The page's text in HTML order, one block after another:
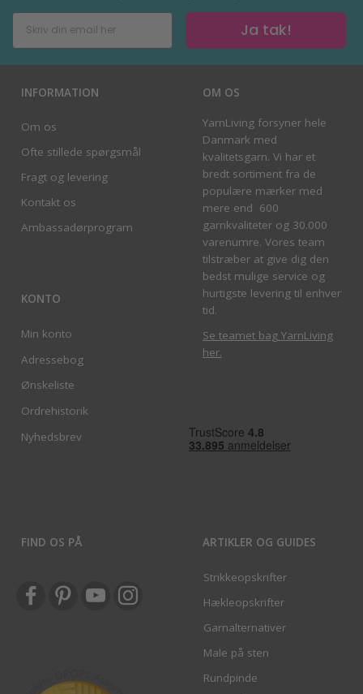
Ja tak!
INFORMATION
Om os
Ofte stillede spørgsmål
Fragt og levering
Kontakt os
Ambassadørprogram
KONTO
Min konto
Adressebog
Ønskeliste
Ordrehistorik
Nyhedsbrev
OM OS
YarnLiving forsyner hele
Danmark med
kvalitetsgarn. Vi har et
bredt sortiment fra de
populære mærker med
mere end 600
garnkvaliteter og 30.000
varenumre. Vores team
tilstræber at give dig den
bedst mulige service og
hurtigste levering til enhver
tid.
Se teamet bag YarnLiving
her.
FIND OS PÅ ARTIKLER OG GUIDES
Strikkeopskrifter
Hækleopskrifter
Garnalternativer
Male på sten
Rundpinde